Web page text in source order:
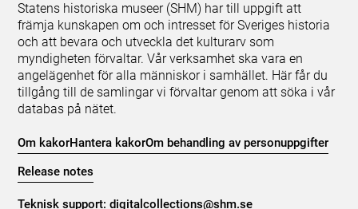
Statens historiska museer (SHM) har till uppgift att
främja kunskapen om och intresset för Sveriges historia
och att bevara och utveckla det kulturarv som
myndigheten förvaltar. Vår verksamhet ska vara en
angelägenhet för alla människor i samhället. Här får du
tillgång till de samlingar vi förvaltar genom att söka i vår
databas på nätet.
Om kakorHantera kakorOm behandling av personuppgifter
Release notes
Teknisk support:digitalcollections@shm.se